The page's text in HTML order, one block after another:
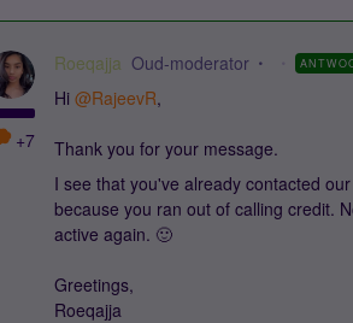
+7
Roeqajja Oud-moderator
Hi ​ @RajeevR,
Thank you for your message.
I see that you've already contacted
because you ran out of calling credit.
active again. 🙂
Greetings,
Roeqajja